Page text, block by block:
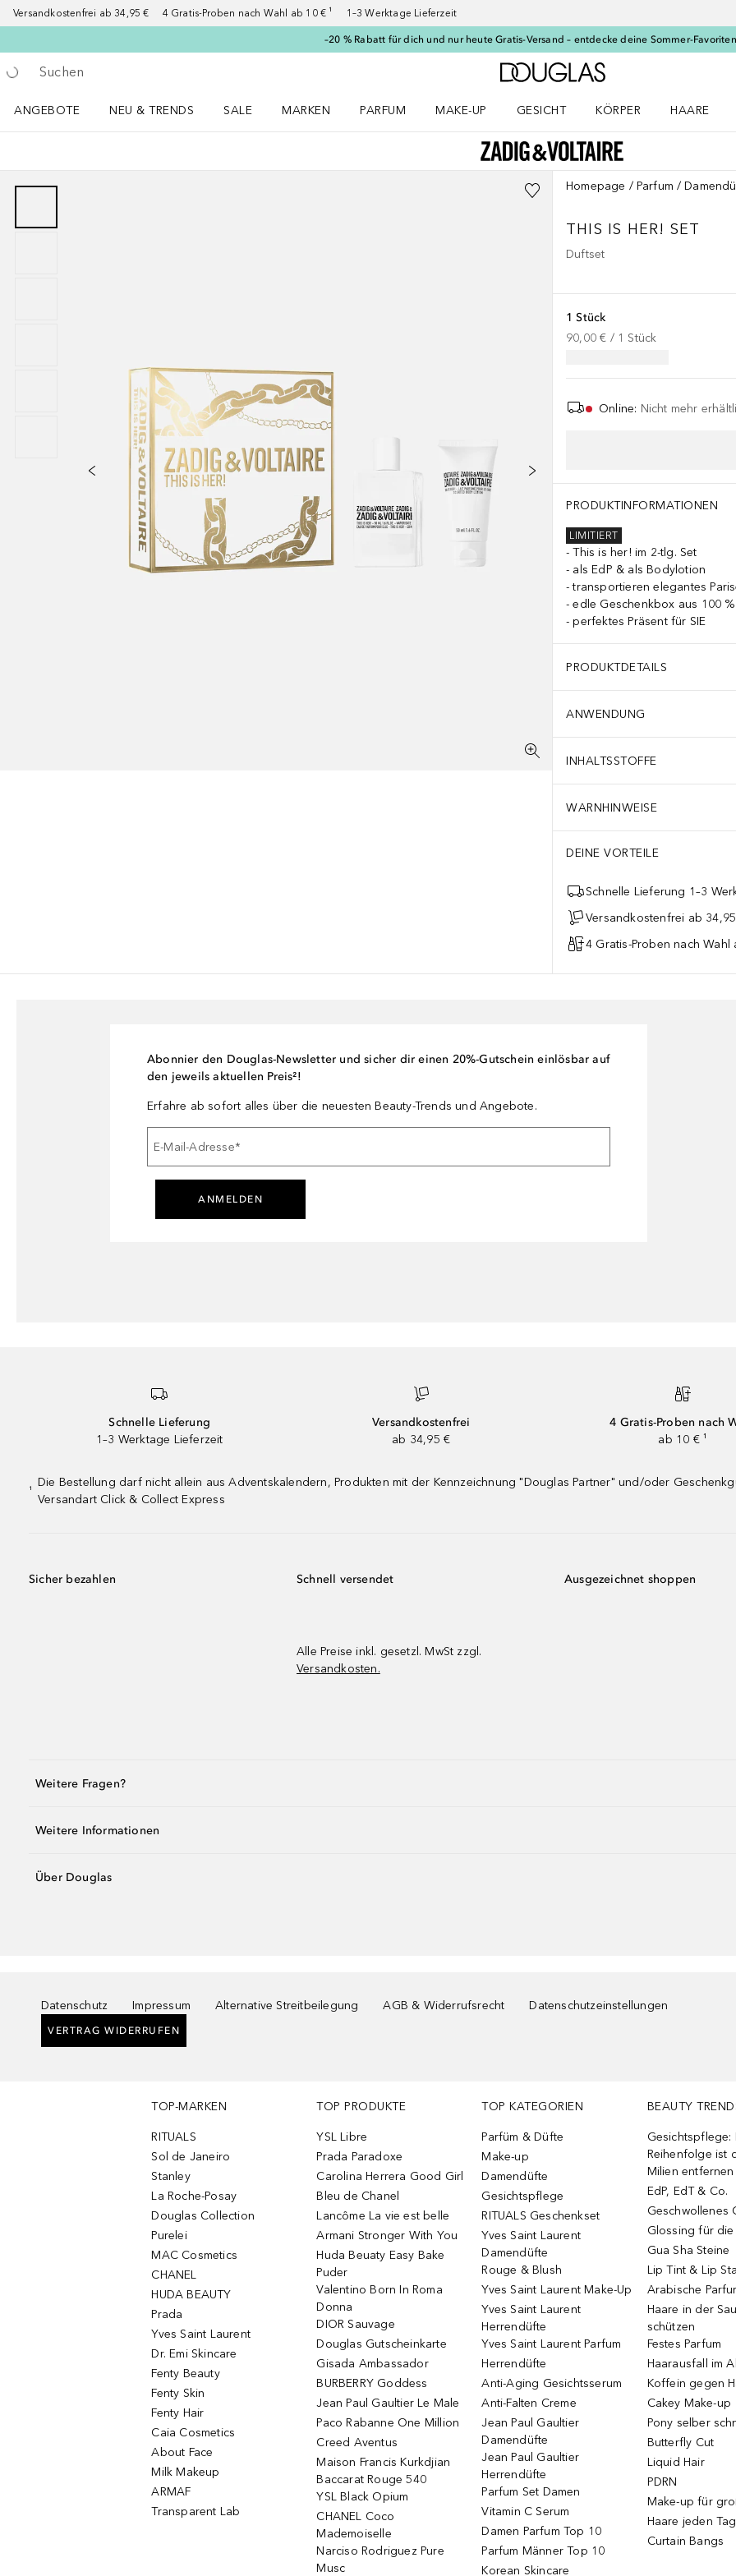
Versandkostenfrei ab 34,95 € 4 Gratis-Proben nach Wahl ab 10 € ¹ 1–3 Werktage Lieferzeit
–20 % Rabatt für dich und nur heute Gratis-Versand – entdecke deine Sommer-
Gehe zurück
Suche ausführen
Zur Douglas Startseite
ANGEBOTE
NEU & TRENDS
SALE
MARKEN
PARFUM
MAKE-UP
GESICHT
KÖRPER
HAARE
Homepage Parfum
THIS IS HER! SET
Duftset
1 Stück
90,00 € / 1 Stück
Online: Nicht mehr
PRODUKTINFORMATIONEN
LIMITIERT
This is her! im 2-tlg. Set
als EdP & als Bodylotion
transportieren elegantes
edle Geschenkbox aus 100
perfektes Präsent für SIE
PRODUKTDETAILS
ANWENDUNG
INHALTSSTOFFE
WARNHINWEISE
DEINE VORTEILE
Schnelle Lieferung 1–3
Versandkostenfrei ab
4 Gratis-Proben nach Wahl
Abonnier den Douglas-Newsletter und sicher dir einen 20%-Gutschein einlösbar auf
den jeweils aktuellen Preis²!
Erfahre ab sofort alles über die neuesten Beauty-Trends und Angebote.
E-Mail-Adresse*
ANMELDEN
Schnelle Lieferung
1–3 Werktage Lieferzeit
Versandkostenfrei
ab 34,95 €
4 Gratis-Proben nach
ab 10 € ¹
¹
Die Bestellung darf nicht allein aus Adventskalendern, Produkten mit der Kennzeichnung "Douglas Partner" und/oder
Versandart Click & Collect Express
Sicher bezahlen Schnell versendet
Alle Preise inkl. gesetzl. MwSt zzgl.
Versandkosten.
Ausgezeichnet shoppen
Weitere Fragen?
Weitere Informationen
Über Douglas
Datenschutz Impressum Alternative Streitbeilegung AGB & Widerrufsrecht Datenschutzeinstellungen
VERTRAG WIDERRUFEN
TOP-MARKEN
RITUALS
Sol de Janeiro
Stanley
La Roche-Posay
Douglas Collection
Purelei
MAC Cosmetics
CHANEL
HUDA BEAUTY
Prada
Yves Saint Laurent
Dr. Emi Skincare
Fenty Beauty
Fenty Skin
Fenty Hair
Caia Cosmetics
About Face
Milk Makeup
ARMAF
Transparent Lab
TOP PRODUKTE
YSL Libre
Prada Paradoxe
Carolina Herrera Good Girl
Bleu de Chanel
Lancôme La vie est belle
Armani Stronger With You
Huda Beuaty Easy Bake
Puder
Valentino Born In Roma
Donna
DIOR Sauvage
Douglas Gutscheinkarte
Gisada Ambassador
BURBERRY Goddess
Jean Paul Gaultier Le Male
Paco Rabanne One Million
Creed Aventus
Maison Francis Kurkdjian
Baccarat Rouge 540
YSL Black Opium
CHANEL Coco
Mademoiselle
Narciso Rodriguez Pure
Musc
TOP KATEGORIEN
Parfüm & Düfte
Make-up
Damendüfte
Gesichtspflege
RITUALS Geschenkset
Yves Saint Laurent
Damendüfte
Rouge & Blush
Yves Saint Laurent Make-Up
Yves Saint Laurent
Herrendüfte
Yves Saint Laurent Parfum
Herrendüfte
Anti-Aging Gesichtsserum
Anti-Falten Creme
Jean Paul Gaultier
Damendüfte
Jean Paul Gaultier
Herrendüfte
Parfum Set Damen
Vitamin C Serum
Damen Parfum Top 10
Parfum Männer Top 10
Korean Skincare
BEAUTY
Gesichtspflege:
Reihenfolge ist
Milien entfernen
EdP, EdT & Co.
Geschwollenes
Glossing für die
Gua Sha Steine
Lip Tint & Lip
Arabische
Haare in der
schützen
Festes Parfum
Haarausfall im
Koffein gegen
Cakey Make-up
Pony selber
Butterfly Cut
Liquid Hair
PDRN
Make-up für
Haare jeden
Curtain Bangs